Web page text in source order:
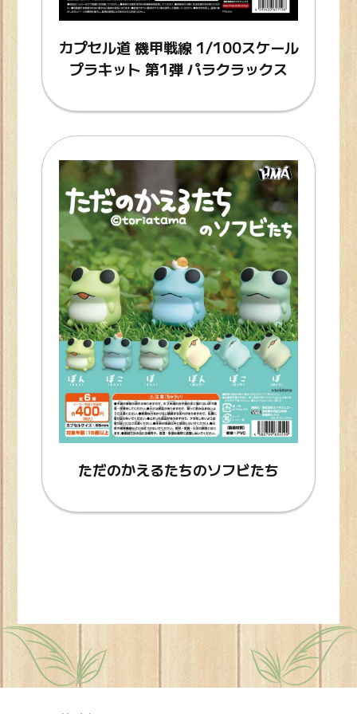
カプセル道 機甲戦線 1/100スケール
プラキット 第1弾 パラクラックス
ただのかえるたちのソフビたち